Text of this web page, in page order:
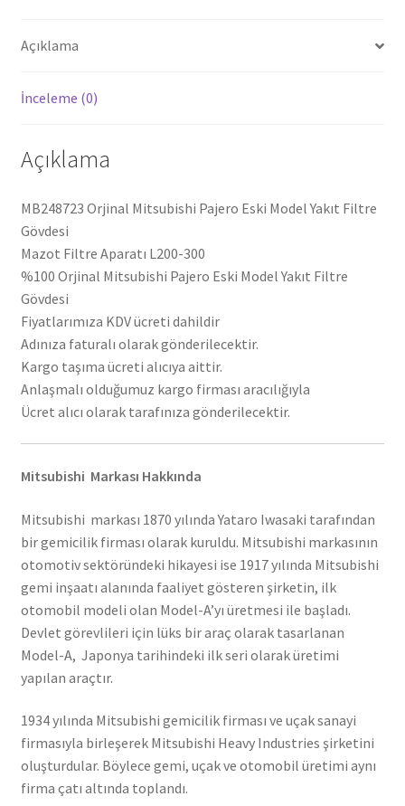
Açıklama
İnceleme (0)
Açıklama
MB248723 Orjinal Mitsubishi Pajero Eski Model Yakıt Filtre
Gövdesi
Mazot Filtre Aparatı L200-300
%100 Orjinal Mitsubishi Pajero Eski Model Yakıt Filtre
Gövdesi
Fiyatlarımıza KDV ücreti dahildir
Adınıza faturalı olarak gönderilecektir.
Kargo taşıma ücreti alıcıya aittir.
Anlaşmalı olduğumuz kargo firması aracılığıyla
Ücret alıcı olarak tarafınıza gönderilecektir.
Mitsubishi Markası Hakkında
Mitsubishi markası 1870 yılında Yataro Iwasaki tarafından
bir gemicilik firması olarak kuruldu. Mitsubishi markasının
otomotiv sektöründeki hikayesi ise 1917 yılında Mitsubishi
gemi inşaatı alanında faaliyet gösteren şirketin, ilk
otomobil modeli olan Model-A’yı üretmesi ile başladı.
Devlet görevlileri için lüks bir araç olarak tasarlanan
Model-A, Japonya tarihindeki ilk seri olarak üretimi
yapılan araçtır.
1934 yılında Mitsubishi gemicilik firması ve uçak sanayi
firmasıyla birleşerek Mitsubishi Heavy Industries şirketini
oluşturdular. Böylece gemi, uçak ve otomobil üretimi aynı
firma çatı altında toplandı.